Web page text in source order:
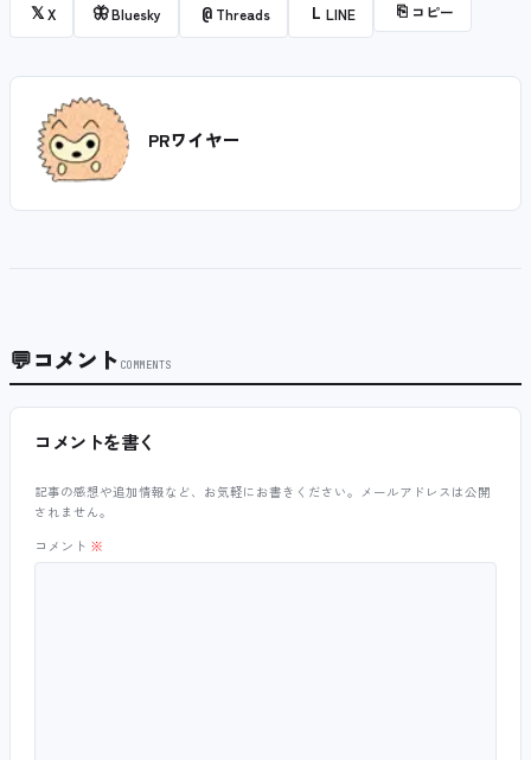
𝕏X 🦋Bluesky @ Threads L LINE ⎘ コピー
PRワイヤー
💬コメント COMMENTS
コメントを書く
記事の感想や追加情報など、お気軽にお書きください。メールアドレスは公開
されません。
コメント ※